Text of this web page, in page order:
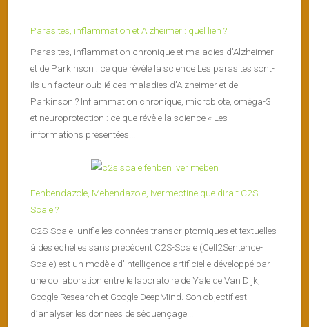
Parasites, inflammation et Alzheimer : quel lien ?
Parasites, inflammation chronique et maladies d’Alzheimer
et de Parkinson : ce que révèle la science Les parasites sont-
ils un facteur oublié des maladies d’Alzheimer et de
Parkinson ? Inflammation chronique, microbiote, oméga-3
et neuroprotection : ce que révèle la science « Les
informations présentées...
Fenbendazole, Mebendazole, Ivermectine que dirait C2S-
Scale ?
C2S-Scale unifie les données transcriptomiques et textuelles
à des échelles sans précédent C2S-Scale (Cell2Sentence-
Scale) est un modèle d’intelligence artificielle développé par
une collaboration entre le laboratoire de Yale de Van Dijk,
Google Research et Google DeepMind. Son objectif est
d’analyser les données de séquençage...